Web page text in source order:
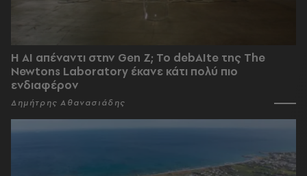
Η AI απέναντι στην Gen Z; Το debAIte της The
Newtons Laboratory έκανε κάτι πολύ πιο
ενδιαφέρον
Δημήτρης Αθανασιάδης